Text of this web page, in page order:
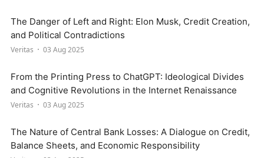
The Danger of Left and Right: Elon Musk, Credit Creation,
and Political Contradictions
Veritas 03 Aug 2025
From the Printing Press to ChatGPT: Ideological Divides
and Cognitive Revolutions in the Internet Renaissance
Veritas 03 Aug 2025
The Nature of Central Bank Losses: A Dialogue on Credit,
Balance Sheets, and Economic Responsibility